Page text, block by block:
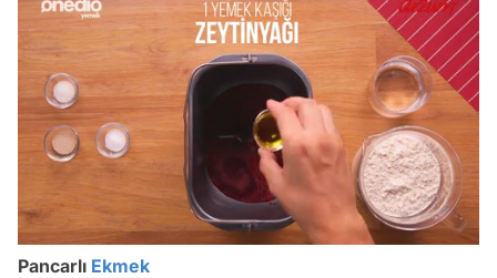
Pancarlı Ekmek